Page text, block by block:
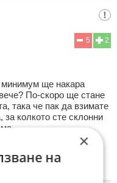
2
5
минимум ще накара
По-скоро ще стане
така че пак да взимате
колкото сте склонни
×
на